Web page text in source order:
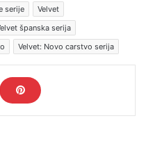
serije
Velvet
španska serija
Velvet: Novo carstvo serija